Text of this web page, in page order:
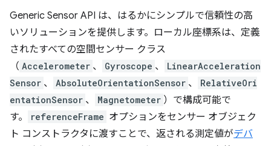
Generic Sensor API は、はるかにシンプルで信頼性の高
いソリューションを提供します。ローカル座標系は、定義
されたすべての空間センサー クラス
（ Accelerometer 、 Gyroscope 、
LinearAcceleration
Sensor 、 AbsoluteOrientationSensor 、
RelativeOri
entationSensor 、 Magnetometer ）で構成可能で
す。
referenceFrame オプションをセンサー オブジェク
ト コンストラクタに渡すことで、返される測定値がデバ